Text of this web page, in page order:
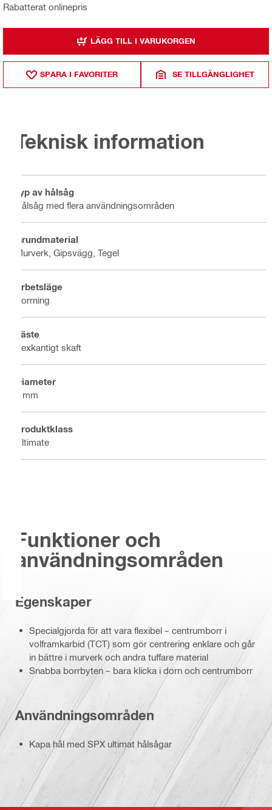
Rabatterat onlinepris
LÄGG TILL I VARUKORGEN
SPARA I FAVORITER SE TILLGÄNGLIGHET
Teknisk information
Typ av hålsåg
Hålsåg med flera användningsområden
Grundmaterial
Murverk, Gipsvägg, Tegel
Arbetsläge
Borrning
Fäste
Sexkantigt skaft
Diameter
9 mm
Produktklass
Ultimate
Funktioner och
användningsområden
Egenskaper
Specialgjorda för att vara flexibel – centrumborr i
volframkarbid (TCT) som gör centrering enklare och går
in bättre i murverk och andra tuffare material
Snabba borrbyten – bara klicka i dorn och centrumborr
Användningsområden
Kapa hål med SPX ultimat hålsågar